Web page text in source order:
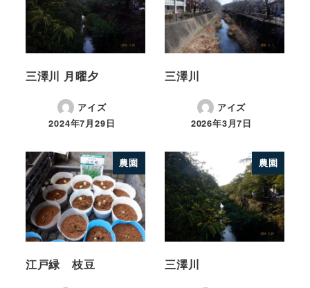
三澤川 月曜夕
アイズ
2024年7月29日
三澤川
アイズ
2026年3月7日
農園
江戸緑 枝豆
農園
三澤川